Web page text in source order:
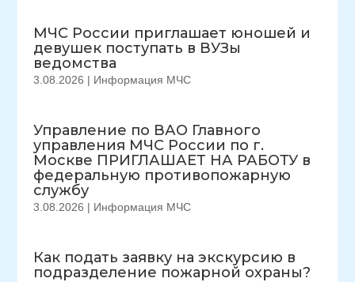
МЧС России приглашает юношей и
девушек поступать в ВУЗы
ведомства
3.08.2026 | Информация МЧС
Управление по ВАО Главного
управления МЧС России по г.
Москве ПРИГЛАШАЕТ НА РАБОТУ в
федеральную противопожарную
службу
3.08.2026 | Информация МЧС
Как подать заявку на экскурсию в
подразделение пожарной охраны?